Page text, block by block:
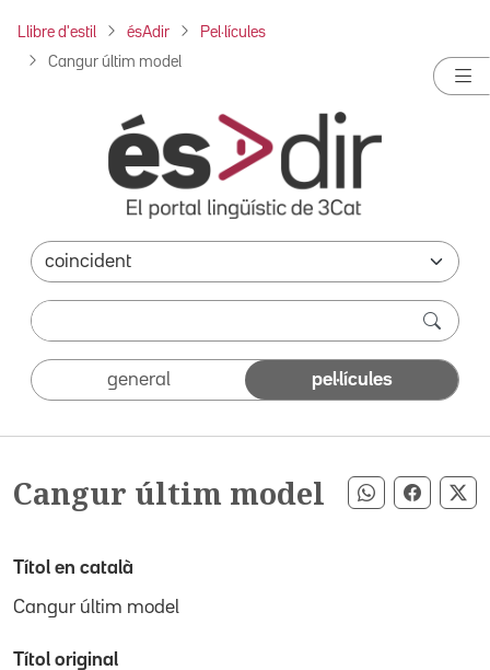
Llibre d'estil ésAdir Pel·lícules
Cangur últim model
general pel·lícules
Cangur últim model Compartir
Títol en català
Cangur últim model
Títol original